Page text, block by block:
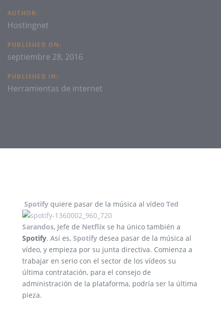
AUTHOR:
Hostingnet
PUBLISHED ON:
septiembre 28, 2016
PUBLISHED IN:
Herramientas de internet
Spotify quiere pasar de la música al vídeo Ted
Sarandos, Jefe de Netflix se ha único también a
Spotify. Así es, Spotify desea pasar de la música al
vídeo, y empieza por su junta directiva. Comienza a
trabajar en serio con el sector de los vídeos su
última contratación, para el consejo de
administración de la plataforma, podría ser la última
pieza.